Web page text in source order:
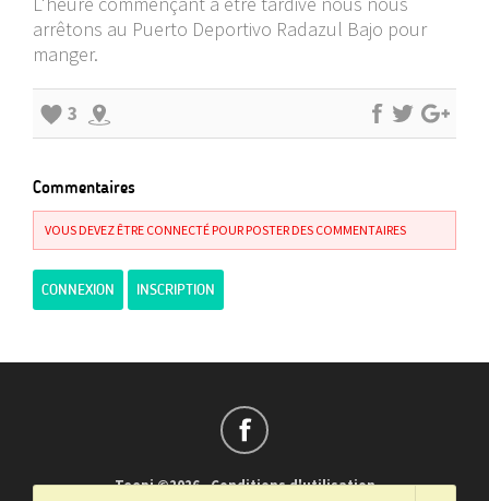
arrêtons au Puerto Deportivo Radazul Bajo pour
manger.
3
Commentaires
VOUS DEVEZ ÊTRE CONNECTÉ POUR POSTER DES COMMENTAIRES
CONNEXION INSCRIPTION
Teepi ©2026-Conditions d'utilisation